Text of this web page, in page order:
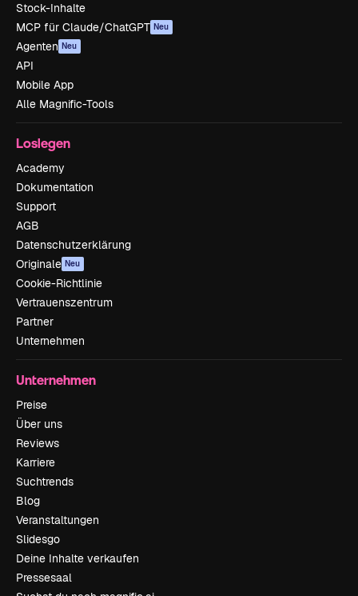
Stock-Inhalte
MCP für Claude/ChatGPT Neu
Agenten Neu
API
Mobile App
Alle Magnific-Tools
Loslegen
Academy
Dokumentation
Support
AGB
Datenschutzerklärung
Originale Neu
Cookie-Richtlinie
Vertrauenszentrum
Partner
Unternehmen
Unternehmen
Preise
Über uns
Reviews
Karriere
Suchtrends
Blog
Veranstaltungen
Slidesgo
Deine Inhalte verkaufen
Pressesaal